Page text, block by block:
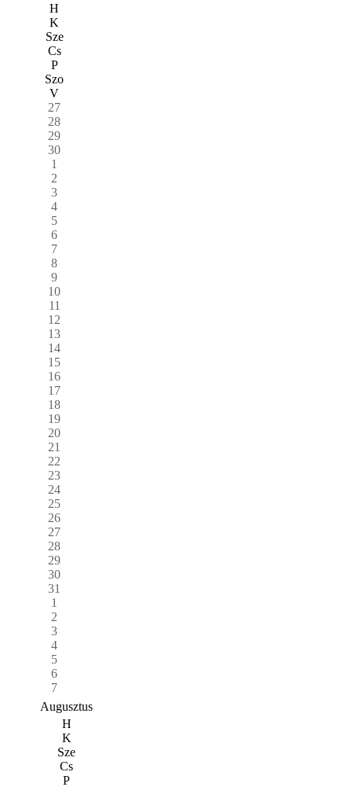
H
K
Sze
Cs
P
Szo
V
27
28
29
30
1
2
3
4
5
6
7
8
9
10
11
12
13
14
15
16
17
18
19
20
21
22
23
24
25
26
27
28
29
30
31
1
2
3
4
5
6
7
Augusztus
H
K
Sze
Cs
P